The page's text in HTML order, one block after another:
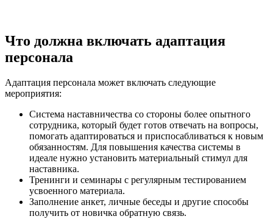
Что должна включать адаптация
персонала
Адаптация персонала может включать следующие
мероприятия:
Система наставничества со стороны более опытного
сотрудника, который будет готов отвечать на вопросы,
помогать адаптироваться и приспосабливаться к новым
обязанностям. Для повышения качества системы в
идеале нужно установить материальный стимул для
наставника.
Тренинги и семинары с регулярным тестированием
усвоенного материала.
Заполнение анкет, личные беседы и другие способы
получить от новичка обратную связь.